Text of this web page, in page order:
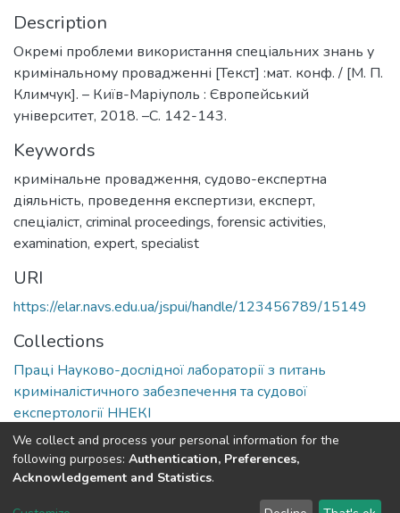
Description
Окремі проблеми використання спеціальних знань у
кримінальному провадженні [Текст] :мат. конф. / [М. П.
Климчук]. – Київ-Маріуполь : Європейський
університет, 2018. –С. 142-143.
Keywords
кримінальне провадження, судово-експертна
діяльність, проведення експертизи, експерт,
спеціаліст, criminal proceedings, forensic activities,
examination, expert, specialist
URI
https://elar.navs.edu.ua/jspui/handle/123456789/15149
Collections
Праці Науково-дослідної лабораторії з питань
криміналістичного забезпечення та судової
експертології ННЕКІ
Full item page
DSpace software copyright © 2002-2026 LYRASIS
We collect and process your personal information for the
following purposes: Authentication, Preferences,
Acknowledgement and Statistics.